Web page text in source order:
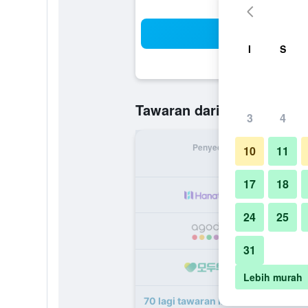
Tawaran daripadaRM 347
Penyedia
70 lagi tawaran Ibis Milano Centro
I S
3 4
10 11
17 18
24 25
31
Lebih murah